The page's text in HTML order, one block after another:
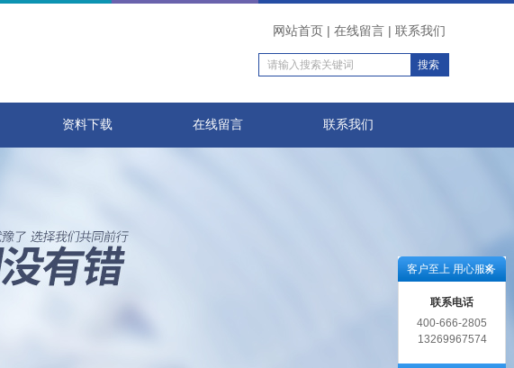
网站首页 | 在线留言 | 联系我们
资料下载 在线留言 联系我们
客户至上 用心服务
联系电话
400-666-2805
13269967574